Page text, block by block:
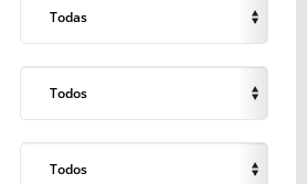
Todas
Todos
Todos